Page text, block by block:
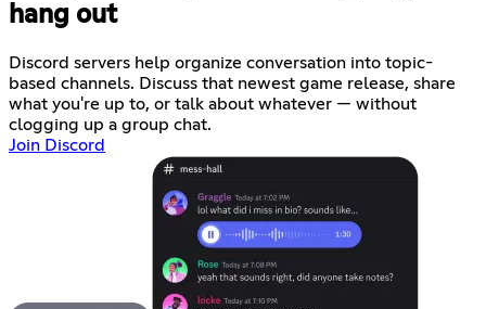
hang out
Discord servers help organize conversation into topic-
based channels. Discuss that newest game release, share
what you're up to, or talk about whatever — without
clogging up a group chat.
Join Discord